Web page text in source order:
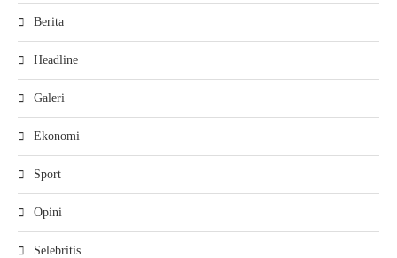
Berita
Headline
Galeri
Ekonomi
Sport
Opini
Selebritis